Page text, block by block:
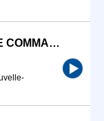
MAGASINIER - PRÉPARATEUR DE COMMANDES / AGENT LOGISTIQUE (H/F).